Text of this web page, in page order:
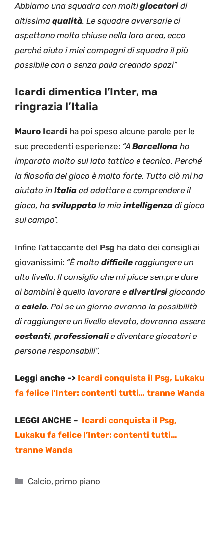
Abbiamo una squadra con moltigiocatoridi
altissima qualità. Le squadre avversarie ci
aspettano molto chiuse nella loro area, ecco
perché aiuto i miei compagni di squadra il più
possibile con o senza palla creando spazi”
Icardi dimentica l’Inter, ma
ringrazia l’Italia
Mauro Icardi ha poi speso alcune parole per le
sue precedenti esperienze: “ABarcellona ho
imparato molto sul lato tattico e tecnico. Perché
la filosofia del gioco è molto forte. Tutto ciò mi ha
aiutato in Italia ad adattare e comprendere il
gioco, ha sviluppato la mia intelligenza di gioco
sul campo”.
Infine l’attaccante del Psg ha dato dei consigli ai
giovanissimi: “È molto difficile raggiungere un
alto livello. Il consiglio che mi piace sempre dare
ai bambini è quello lavorare e divertirsigiocando
a calcio. Poi se un giorno avranno la possibilità
di raggiungere un livello elevato, dovranno essere
costanti, professionalie diventare giocatori e
persone responsabili”.
Leggi anche -> Icardi conquista il Psg, Lukaku
fa felice l’Inter: contenti tutti… tranne Wanda
LEGGI ANCHE – Icardi conquista il Psg,
Lukaku fa felice l’Inter: contenti tutti…
tranne Wanda
Categorie
Calcio, primo piano